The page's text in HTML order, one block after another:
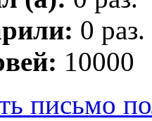
0 раз.
10000
письмо